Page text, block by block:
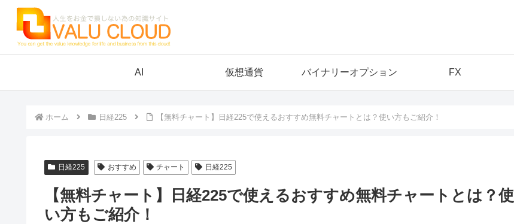
AI 仮想通貨 バイナリーオプション FX
ホーム 日経225 【無料チャート】日経225で使えるおすすめ無料チャートとは？使い方もご紹介！
日経225 おすすめ チャート 日経225
【無料チャート】日経225で使えるおすすめ無料チャートとは？使
い方もご紹介！